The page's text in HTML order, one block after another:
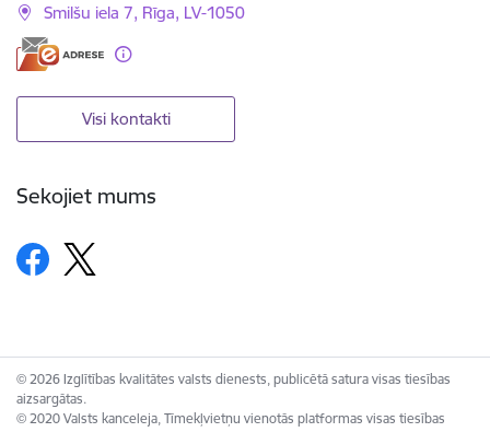
Smilšu iela 7, Rīga, LV-1050
Visi kontakti
Sekojiet mums
© 2026 Izglītības kvalitātes valsts dienests, publicētā satura visas tiesības
aizsargātas.
© 2020 Valsts kanceleja, Tīmekļvietņu vienotās platformas visas tiesības